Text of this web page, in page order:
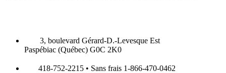
3, boulevard Gérard-D.-Levesque Est
Paspébiac (Québec) G0C 2K0
418-752-2215 • Sans frais 1-866-470-0462